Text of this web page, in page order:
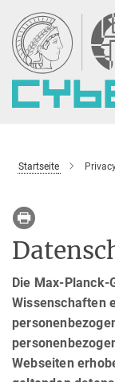
Hauptinhalt
Startseite
Die Max-Planck-
Wissenschaften
Webseiten